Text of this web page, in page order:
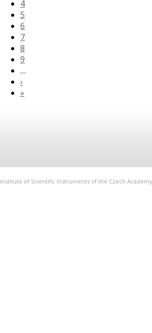
4
5
6
7
8
9
…
›
»
Institute of Scientific Instruments of the Czech